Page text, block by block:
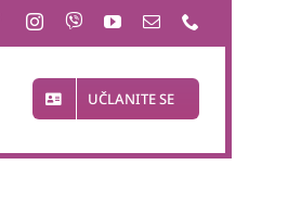
UČLANITE SE